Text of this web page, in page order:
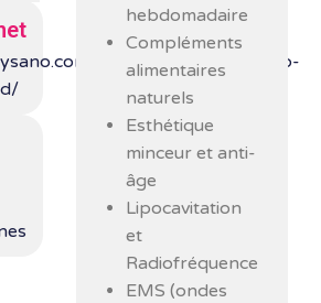
info/centres/bodysano-
hebdomadaire
Compléments
alimentaires
naturels
Esthétique
minceur et anti-
âge
Lipocavitation
et
Radiofréquence
EMS (ondes